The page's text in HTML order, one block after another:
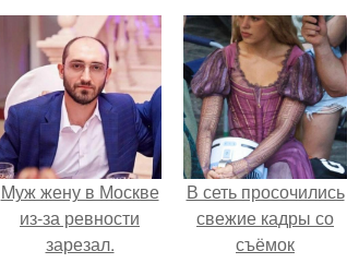
Mуж жену в Москве
из-за ревности
зарезал.
В сеть просочились
свежие кадры со
съёмок